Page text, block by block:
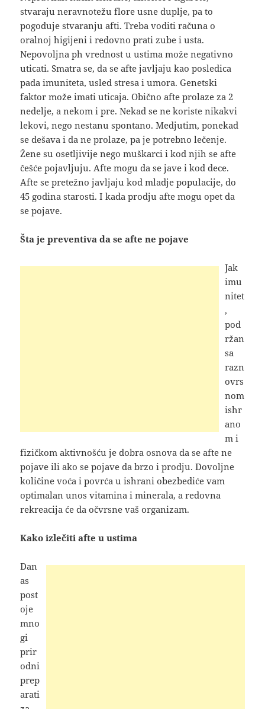
stvaraju neravnotežu flore usne duplje, pa to
pogoduje stvaranju afti. Treba voditi računa o
oralnoj higijeni i redovno prati zube i usta.
Nepovoljna ph vrednost u ustima može negativno
uticati. Smatra se, da se afte javljaju kao posledica
pada imuniteta, usled stresa i umora. Genetski
faktor može imati uticaja. Obično afte prolaze za 2
nedelje, a nekom i pre. Nekad se ne koriste nikakvi
lekovi, nego nestanu spontano. Medjutim, ponekad
se dešava i da ne prolaze, pa je potrebno lečenje.
Žene su osetljivije nego muškarci i kod njih se afte
češće pojavljuju. Afte mogu da se jave i kod dece.
Afte se pretežno javljaju kod mladje populacije, do
45 godina starosti. I kada prodju afte mogu opet da
se pojave.
Šta je preventiva da se afte ne pojave
Jak
imu
nitet
,
pod
ržan
sa
razn
ovrs
nom
ishr
ano
m i
fizičkom aktivnošću je dobra osnova da se afte ne
pojave ili ako se pojave da brzo i prodju. Dovoljne
količine voća i povrća u ishrani obezbediće vam
optimalan unos vitamina i minerala, a redovna
rekreacija će da očvrsne vaš organizam.
Kako izlečiti afte u ustima
Dan
as
post
oje
mno
gi
prir
odni
prep
arati